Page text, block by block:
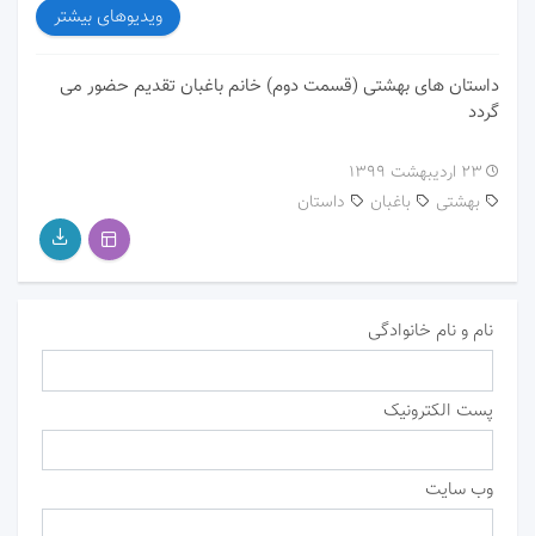
ویدیوهای بیشتر
داستان های بهشتی (قسمت دوم) خانم باغبان تقدیم حضور می
گردد
۲۳ اردیبهشت ۱۳۹۹
باغبان
بهشتی داستان
نام و نام خانوادگی
پست الکترونیک
وب سایت